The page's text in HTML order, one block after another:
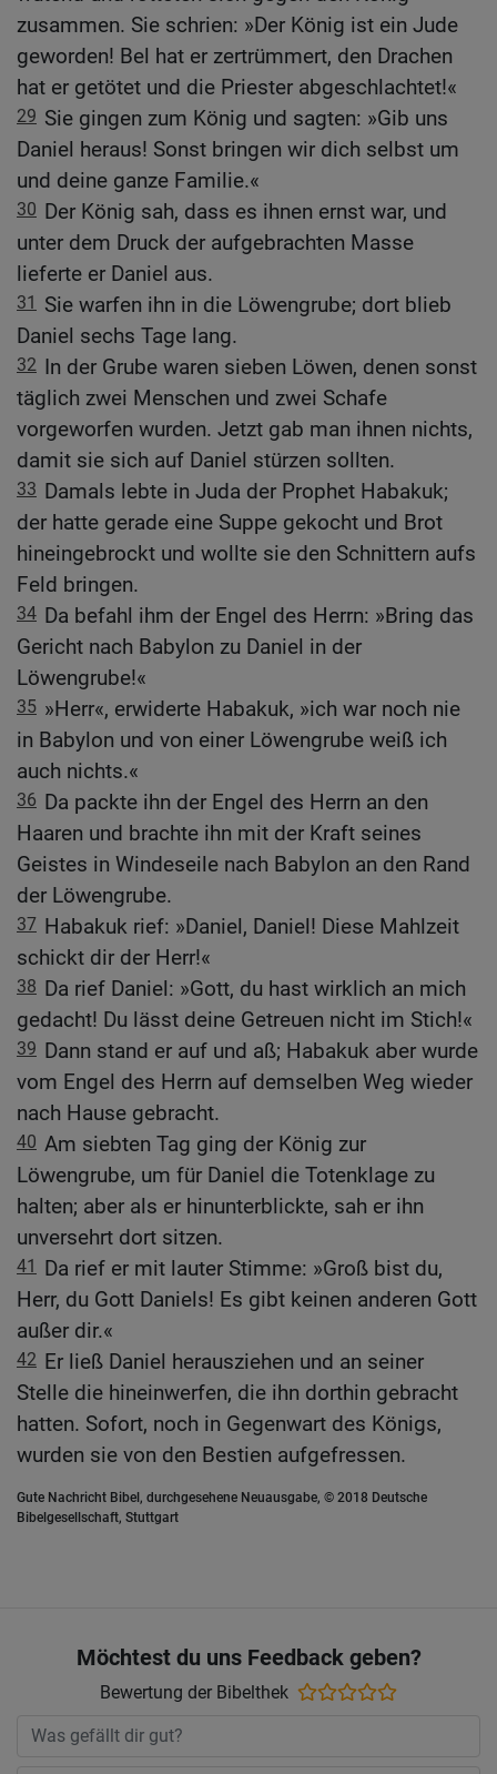
zusammen. Sie schrien: »Der König ist ein Jude
geworden! Bel hat er zertrümmert, den Drachen
hat er getötet und die Priester abgeschlachtet!«
29 Sie gingen zum König und sagten: »Gib uns
Daniel heraus! Sonst bringen wir dich selbst um
und deine ganze Familie.«
30 Der König sah, dass es ihnen ernst war, und
unter dem Druck der aufgebrachten Masse
lieferte er Daniel aus.
31
Sie warfen ihn in die Löwengrube; dort blieb
Daniel sechs Tage lang.
32 In der Grube waren sieben Löwen, denen sonst
täglich zwei Menschen und zwei Schafe
vorgeworfen wurden. Jetzt gab man ihnen nichts,
damit sie sich auf Daniel stürzen sollten.
33 Damals lebte in Juda der Prophet Habakuk;
der hatte gerade eine Suppe gekocht und Brot
hineingebrockt und wollte sie den Schnittern aufs
Feld bringen.
34 Da befahl ihm der Engel des Herrn: »Bring das
Gericht nach Babylon zu Daniel in der
Löwengrube!«
35 »Herr«, erwiderte Habakuk, »ich war noch nie
in Babylon und von einer Löwengrube weiß ich
auch nichts.«
36 Da packte ihn der Engel des Herrn an den
Haaren und brachte ihn mit der Kraft seines
Geistes in Windeseile nach Babylon an den Rand
der Löwengrube.
37 Habakuk rief: »Daniel, Daniel! Diese Mahlzeit
schickt dir der Herr!«
38 Da rief Daniel: »Gott, du hast wirklich an mich
gedacht! Du lässt deine Getreuen nicht im Stich!«
39 Dann stand er auf und aß; Habakuk aber wurde
vom Engel des Herrn auf demselben Weg wieder
nach Hause gebracht.
40 Am siebten Tag ging der König zur
Löwengrube, um für Daniel die Totenklage zu
halten; aber als er hinunterblickte, sah er ihn
unversehrt dort sitzen.
41
Da rief er mit lauter Stimme: »Groß bist du,
Herr, du Gott Daniels! Es gibt keinen anderen Gott
außer dir.«
42 Er ließ Daniel herausziehen und an seiner
Stelle die hineinwerfen, die ihn dorthin gebracht
hatten. Sofort, noch in Gegenwart des Königs,
wurden sie von den Bestien aufgefressen.
Gute Nachricht Bibel, durchgesehene Neuausgabe, © 2018 Deutsche
Bibelgesellschaft, Stuttgart
Möchtest du uns Feedback geben?
Bewertung der Bibelthek